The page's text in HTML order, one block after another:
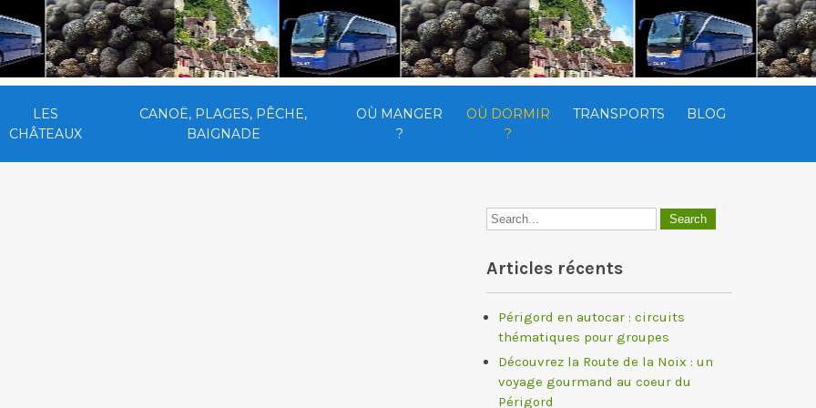
LES
CHÂTEAUX
CANOË, PLAGES, PÊCHE,
BAIGNADE
OÙ MANGER
?
OÙ DORMIR
?
TRANSPORTS BLOG
Articles récents
Périgord en autocar : circuits
thématiques pour groupes
Découvrez la Route de la Noix : un
voyage gourmand au coeur du
Périgord